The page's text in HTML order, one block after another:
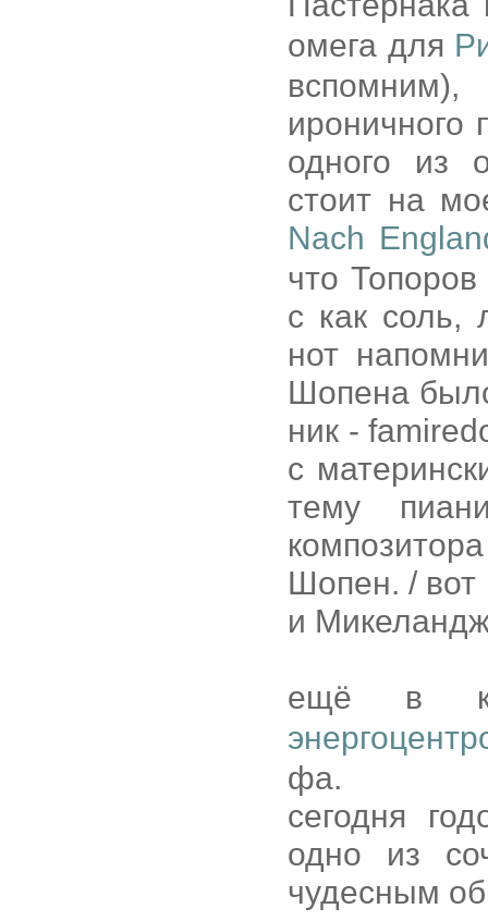
омега для
ироничного
одного из
стоит на
Nach
что
c как соль,
нот
Шопена
ник -
с
тему
Шопен. / вот
и
ещё в
фа.
сегодня
одно из
чудесным